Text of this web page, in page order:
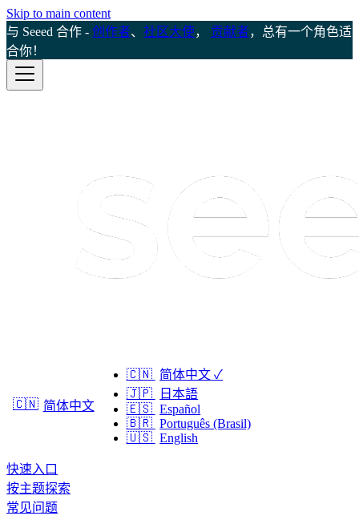
Skip to main content
与 Seeed 合作 - 创作者、 社区大使， 贡献者，总有一个角色适
合你！
🇨🇳 简体中文
🇨🇳 简体中文 ✓
🇯🇵
日本語
🇪🇸 Español
🇧🇷 Português (Brasil)
🇺🇸 English
快速入口
按主题探索
常见问题